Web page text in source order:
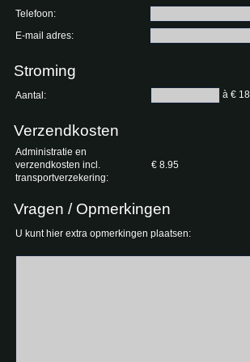
Telefoon:
E-mail adres:
Stroming
Aantal: à €
Verzendkosten
Administratie en
verzendkosten incl.
transportverzekering:
€ 8.95
Vragen / Opmerkingen
U kunt hier extra opmerkingen plaatsen: